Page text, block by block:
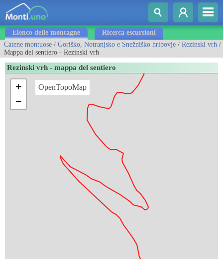
Elenco delle montagne
Ricerca escursioni
Catene montuose / Goriško, Notranjsko e Snežniško hribovje / Rezinski vrh /
Mappa del sentiero - Rezinski vrh
Rezinski vrh - mappa del sentiero
+
−
OpenTopoMap